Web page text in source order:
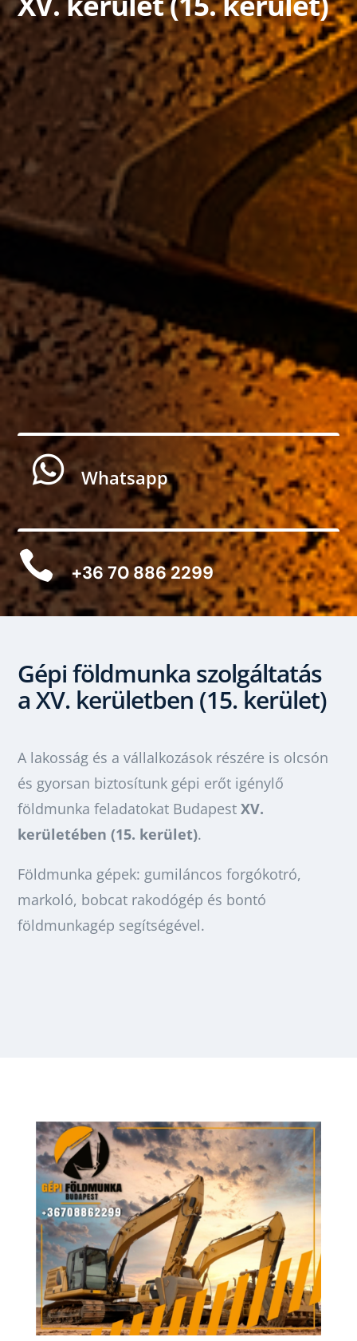
 Whatsapp
 +36 70 886 2299
Gépi földmunka szolgáltatás
a XV. kerületben (15. kerület)
A lakosság és a vállalkozások részére is olcsón
és gyorsan biztosítunk gépi erőt igénylő
földmunka feladatokat BudapestXV.
kerületében (15. kerület).
Földmunka gépek: gumiláncos forgókotró,
markoló, bobcat rakodógép és bontó
földmunkagép segítségével.